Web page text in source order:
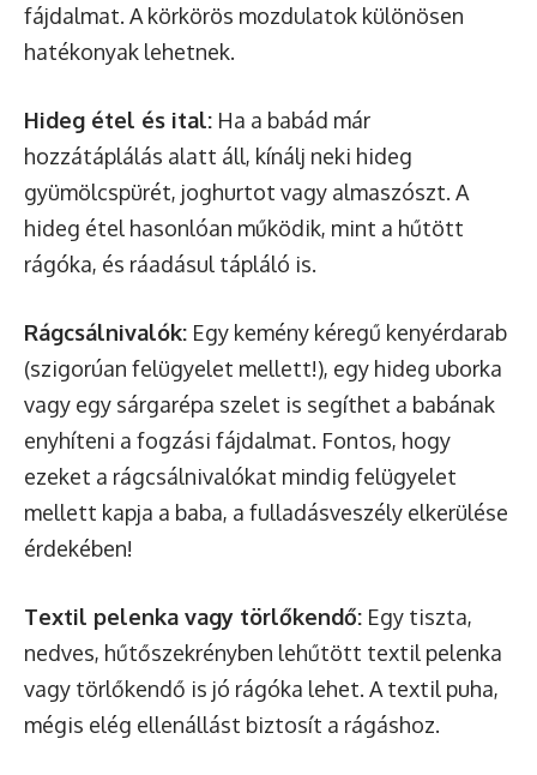
fájdalmat. A körkörös mozdulatok különösen
hatékonyak lehetnek.
Hideg étel és ital: Ha a babád már
hozzátáplálás alatt áll, kínálj neki hideg
gyümölcspürét, joghurtot vagy almaszószt. A
hideg étel hasonlóan működik, mint a hűtött
rágóka, és ráadásul tápláló is.
Rágcsálnivalók: Egy kemény kéregű kenyérdarab
(szigorúan felügyelet mellett!), egy hideg uborka
vagy egy sárgarépa szelet is segíthet a babának
enyhíteni a fogzási fájdalmat. Fontos, hogy
ezeket a rágcsálnivalókat mindig felügyelet
mellett kapja a baba, a fulladásveszély elkerülése
érdekében!
Textil pelenka vagy törlőkendő: Egy tiszta,
nedves, hűtőszekrényben lehűtött textil pelenka
vagy törlőkendő is jó rágóka lehet. A textil puha,
mégis elég ellenállást biztosít a rágáshoz.